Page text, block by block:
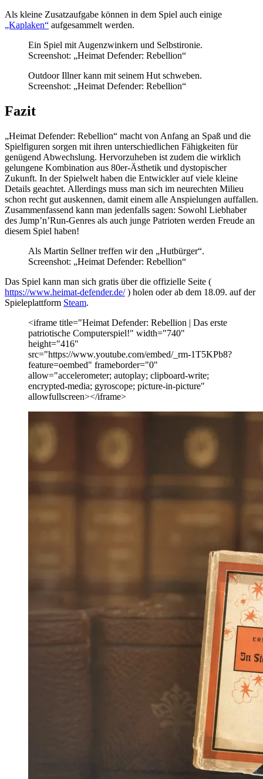
Als kleine Zusatzaufgabe können in dem Spiel auch einige
„Kaplaken“ aufgesammelt werden.
Ein Spiel mit Augenzwinkern und Selbstironie.
Screenshot: „Heimat Defender: Rebellion“
Outdoor Illner kann mit seinem Hut schweben.
Screenshot: „Heimat Defender: Rebellion“
Fazit
„Heimat Defender: Rebellion“ macht von Anfang an Spaß und die
Spielfiguren sorgen mit ihren unterschiedlichen Fähigkeiten für
genügend Abwechslung. Hervorzuheben ist zudem die wirklich
gelungene Kombination aus 80er-Ästhetik und dystopischer
Zukunft. In der Spielwelt haben die Entwickler auf viele kleine
Details geachtet. Allerdings muss man sich im neurechten Milieu
schon recht gut auskennen, damit einem alle Anspielungen auffallen.
Zusammenfassend kann man jedenfalls sagen: Sowohl Liebhaber
des Jump’n’Run-Genres als auch junge Patrioten werden Freude an
diesem Spiel haben!
Als Martin Sellner treffen wir den „Hutbürger“.
Screenshot: „Heimat Defender: Rebellion“
Das Spiel kann man sich gratis über die offizielle Seite (
https://www.heimat-defender.de/) holen oder ab dem 18.09. auf der
Spieleplattform Steam.
<iframe title="Heimat Defender: Rebellion | Das erste
patriotische Computerspiel!" width="740"
height="416"
src="https://www.youtube.com/embed/_rm-1T5KPb8?
feature=oembed" frameborder="0"
allow="accelerometer; autoplay; clipboard-write;
encrypted-media; gyroscope; picture-in-picture"
allowfullscreen></iframe>